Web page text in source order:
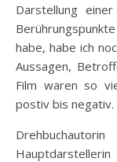
Darstellung
habe, habe ich
Aussagen,
Film waren so
postiv bis negativ.